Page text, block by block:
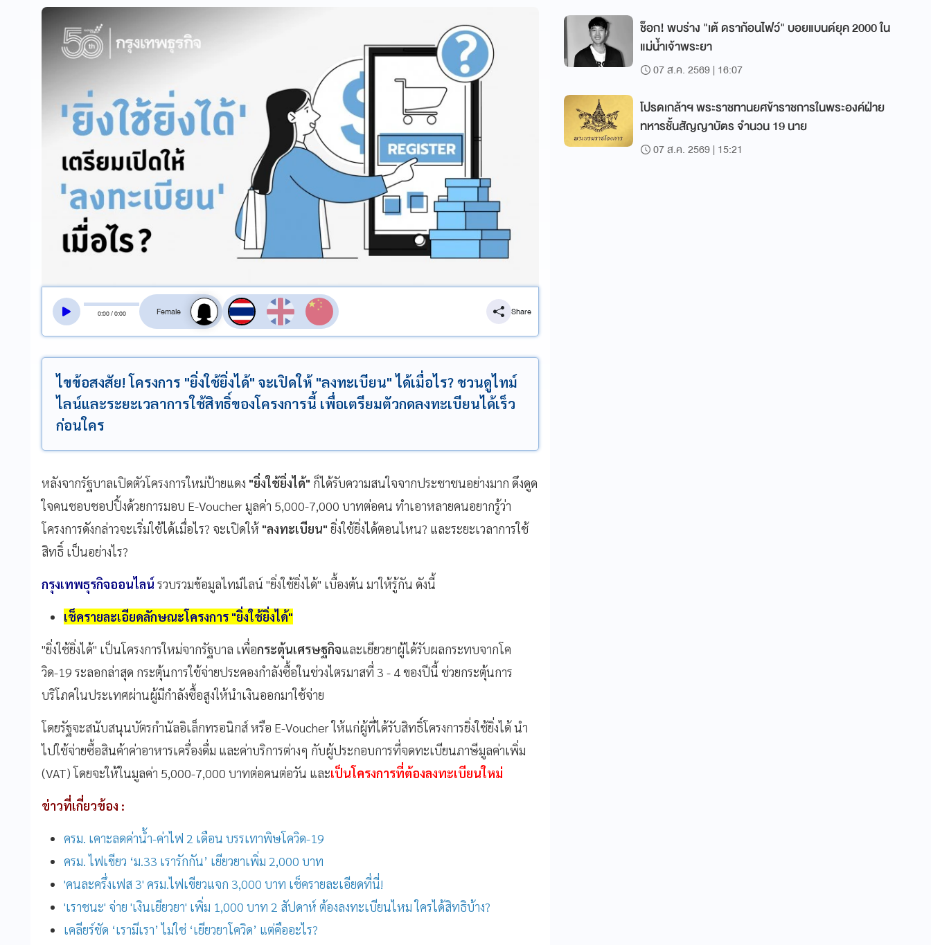
0:00/0:00
สลับเสียงอ่าน
Share
ไขข้อสงสัย! โครงการ "ยิ่งใช้ยิ่งได้" จะเปิดให้ "ลงทะเบียน" ได้เมื่อไร? ชวนดูไทม์
ไลน์และระยะเวลาการใช้สิทธิ์ของโครงการนี้ เพื่อเตรียมตัวกดลงทะเบียนได้เร็ว
ก่อนใคร
หลังจากรัฐบาลเปิดตัวโครงการใหม่ป้ายแดง "ยิ่งใช้ยิ่งได้" ก็ได้รับความสนใจจากประชาชนอย่างมาก ดึงดูด
ใจคนชอบชอปปิ้งด้วยการมอบ E-Voucher มูลค่า 5,000-7,000 บาทต่อคน ทำเอาหลายคนอยากรู้ว่า
โครงการดังกล่าวจะเริ่มใช้ได้เมื่อไร? จะเปิดให้ "ลงทะเบียน" ยิ่งใช้ยิ่งได้ตอนไหน? และระยะเวลาการใช้
สิทธิ์ เป็นอย่างไร?
กรุงเทพธุรกิจออนไลน์ รวบรวมข้อมูลไทม์ไลน์ "ยิ่งใช้ยิ่งได้" เบื้องต้น มาให้รู้กัน ดังนี้
เช็ครายละเอียดลักษณะโครงการ "ยิ่งใช้ยิ่งได้"
"ยิ่งใช้ยิ่งได้" เป็นโครงการใหม่จากรัฐบาล เพื่อกระตุ้นเศรษฐกิจและเยียวยาผู้ได้รับผลกระทบจากโค
วิด-19 ระลอกล่าสุด กระตุ้นการใช้จ่ายประคองกำลังซื้อในช่วงไตรมาสที่ 3 - 4 ของปีนี้ ช่วยกระตุ้นการ
บริโภคในประเทศผ่านผู้มีกำลังซื้อสูงให้นำเงินออกมาใช้จ่าย
โดยรัฐจะสนับสนุนบัตรกำนัลอิเล็กทรอนิกส์ หรือ E-Voucher ให้แก่ผู้ที่ได้รับสิทธิ์โครงการยิ่งใช้ยิ่งได้ นำ
ไปใช้จ่ายซื้อสินค้าค่าอาหารเครื่องดื่ม และค่าบริการต่างๆ กับผู้ประกอบการที่จดทะเบียนภาษีมูลค่าเพิ่ม
(VAT) โดยจะให้ในมูลค่า 5,000-7,000 บาทต่อคนต่อวัน และเป็นโครงการที่ต้องลงทะเบียนใหม่
ข่าวที่เกี่ยวข้อง :
ครม. เคาะลดค่าน้ำ-ค่าไฟ 2 เดือน บรรเทาพิษโควิด-19
ครม. ไฟเขียว ‘ม.33 เรารักกัน’ เยียวยาเพิ่ม 2,000 บาท
'คนละครึ่งเฟส 3' ครม.ไฟเขียวแจก 3,000 บาท เช็ครายละเอียดที่นี่!
'เราชนะ' จ่าย 'เงินเยียวยา' เพิ่ม 1,000 บาท 2 สัปดาห์ ต้องลงทะเบียนไหม ใครได้สิทธิบ้าง?
เคลียร์ชัด ‘เรามีเรา’ ไม่ใช่ ‘เยียวยาโควิด’ แต่คืออะไร?
ช็อก! พบร่าง "เต้ ดราก้อนไฟว์" บอยแบนด์ยุค 2000 ใน
แม่น้ำเจ้าพระยา
07 ส.ค. 2569 | 16:07
โปรดเกล้าฯ พระราชทานยศข้าราชการในพระองค์ฝ่าย
ทหารชั้นสัญญาบัตร จำนวน 19 นาย
07 ส.ค. 2569 | 15:21